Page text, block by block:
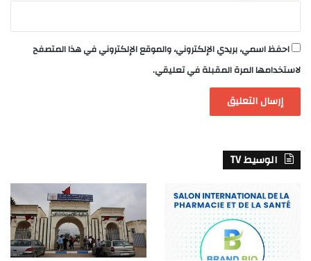
احفظ اسمي، بريدي الإلكتروني، والموقع الإلكتروني في هذا المتصفح
لاستخدامها المرة المقبلة في تعليقي.
الوسيط TV